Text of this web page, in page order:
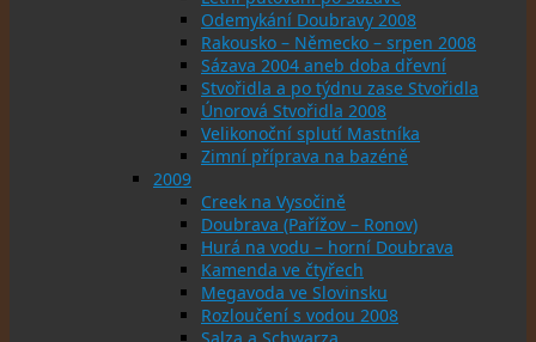
Odemykání Doubravy 2008
Rakousko – Německo – srpen 2008
Sázava 2004 aneb doba dřevní
Stvořidla a po týdnu zase Stvořidla
Únorová Stvořidla 2008
Velikonoční splutí Mastníka
Zimní příprava na bazéně
2009
Creek na Vysočině
Doubrava (Pařížov – Ronov)
Hurá na vodu – horní Doubrava
Kamenda ve čtyřech
Megavoda ve Slovinsku
Rozloučení s vodou 2008